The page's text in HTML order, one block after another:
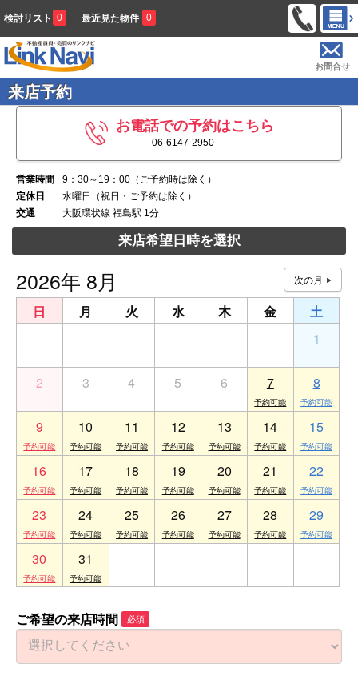
検討リスト 0 最近見た物件 0
お問合せ
来店予約
お電話での予約はこちら
06-6147-2950
営業時間
9：30～19：00（ご予約時は除く）
定休日
水曜日（祝日・ご予約は除く）
交通
大阪環状線 福島駅 1分
来店希望日時を選択
2026年 8月
日 月 火 水 木 金
土
1
2 3 4 5 6 7 8
9 10 11 12 13 14 15
16 17 18 19 20 21 22
23 24 25 26 27 28 29
30 31
ご希望の来店時間 必須